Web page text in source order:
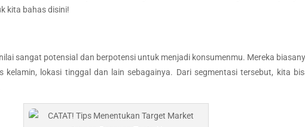
kita bahas disini!
sangat potensial dan berpotensi untuk menjadi konsumenmu. Mereka
kelamin, lokasi tinggal dan lain sebagainya. Dari segmentasi tersebut, kita